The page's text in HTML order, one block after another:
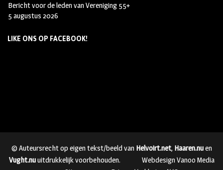
Bericht voor de leden van Vereniging 55+
5 augustus 2026
LIKE ONS OP FACEBOOK!
© Auteursrecht op eigen tekst/beeld van Helvoirt.net, Haaren.nuen
Vught.nuuitdrukkelijk voorbehouden.
Webdesign Vanoo Media